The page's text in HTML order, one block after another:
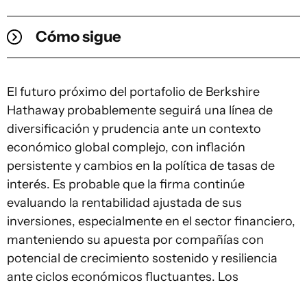
Cómo sigue
El futuro próximo del portafolio de Berkshire
Hathaway probablemente seguirá una línea de
diversificación y prudencia ante un contexto
económico global complejo, con inflación
persistente y cambios en la política de tasas de
interés. Es probable que la firma continúe
evaluando la rentabilidad ajustada de sus
inversiones, especialmente en el sector financiero,
manteniendo su apuesta por compañías con
potencial de crecimiento sostenido y resiliencia
ante ciclos económicos fluctuantes. Los